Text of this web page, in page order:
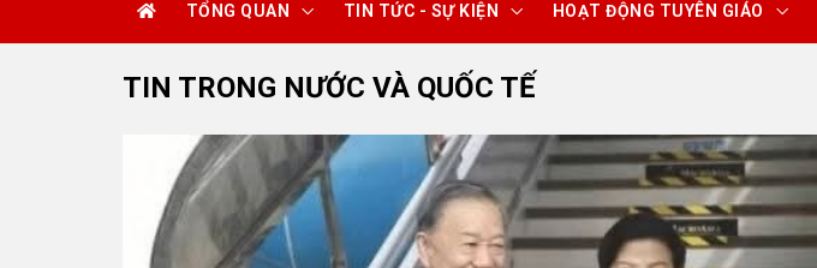
TỔNG QUAN TIN TỨC - SỰ KIỆN HOẠT ĐỘNG TUYÊN GIÁO
TIN TRONG NƯỚC VÀ QUỐC TẾ